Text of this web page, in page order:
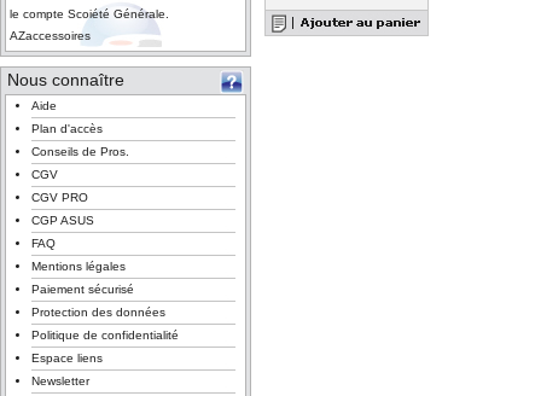
le compte Scoiété Générale.
AZaccessoires
Nous connaître
Aide
Plan d'accès
Conseils de Pros.
CGV
CGV PRO
CGP ASUS
FAQ
Mentions légales
Paiement sécurisé
Protection des données
Politique de confidentialité
Espace liens
Newsletter